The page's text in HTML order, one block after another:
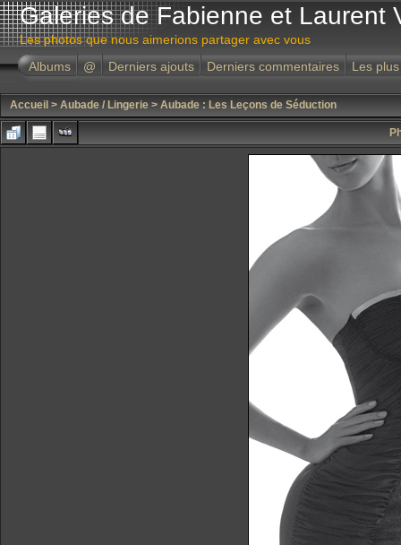
Galeries de Fabienne et Laurent
Les photos que nous aimerions partager avec vous
Albums
@ Derniers ajouts Derniers commentaires Les
Accueil > Aubade / Lingerie > Aubade : Les Leçons de Séduction